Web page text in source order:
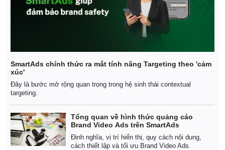
SmartAds chính thức ra mắt tính năng Targeting theo 'cảm
xúc'
Đây là bước mở rộng quan trọng trong hệ sinh thái contextual
targeting.
Tổng quan về hình thức quảng cáo
Brand Video Ads trên SmartAds
Định nghĩa, vị trí hiển thị, quy cách nội dung,
cách thiết lập và tối ưu Brand Video Ads.